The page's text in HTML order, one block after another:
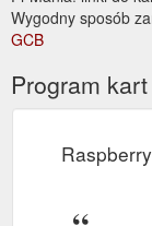
Wygodny sposób
GCB
Program